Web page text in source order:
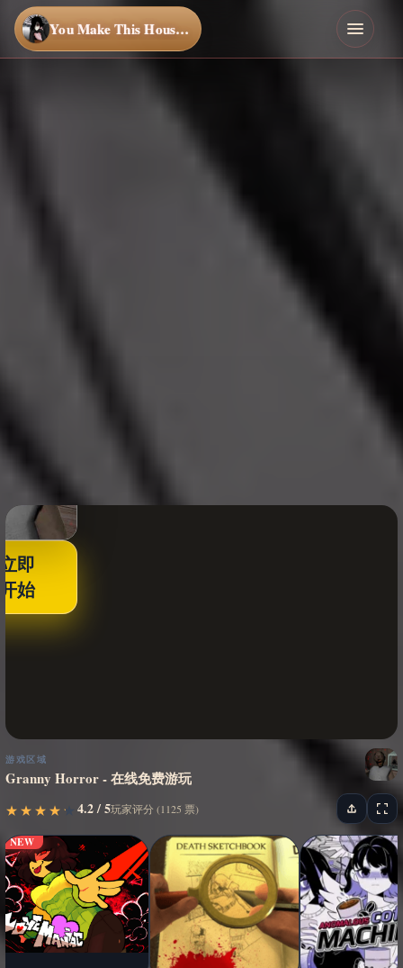
You Make This House a Home
立即
开始
游戏区域
Granny Horror - 在线免费游玩
★
★ ★
★ ★
★ ★
★ ★★ 4.2 / 5玩家评分 (1125 票)
NEW